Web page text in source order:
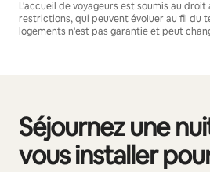
L'accueil de voyageurs est soumis au
restrictions, qui peuvent évoluer au fil du
logements n'est pas garantie et peut
Séjournez une
vous installer
0 sur 0 élément visible